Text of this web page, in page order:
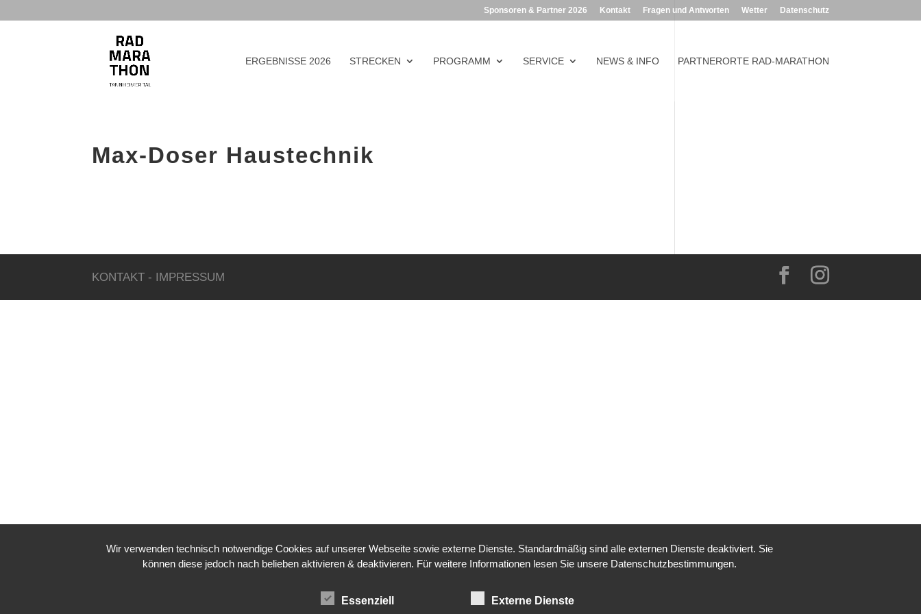
Sponsoren & Partner 2026 Kontakt Fragen und Antworten Wetter Datenschutz
ERGEBNISSE 2026 STRECKEN PROGRAMM SERVICE NEWS & INFO PARTNERORTE RAD-MARATHON
Max-Doser Haustechnik
KONTAKT - IMPRESSUM
Wir verwenden technisch notwendige Cookies auf unserer Webseite sowie externe Dienste. Standardmäßig sind alle externen Dienste deaktiviert. Sie
können diese jedoch nach belieben aktivieren & deaktivieren. Für weitere Informationen lesen Sie unsere Datenschutzbestimmungen.
Essenziell Externe Dienste